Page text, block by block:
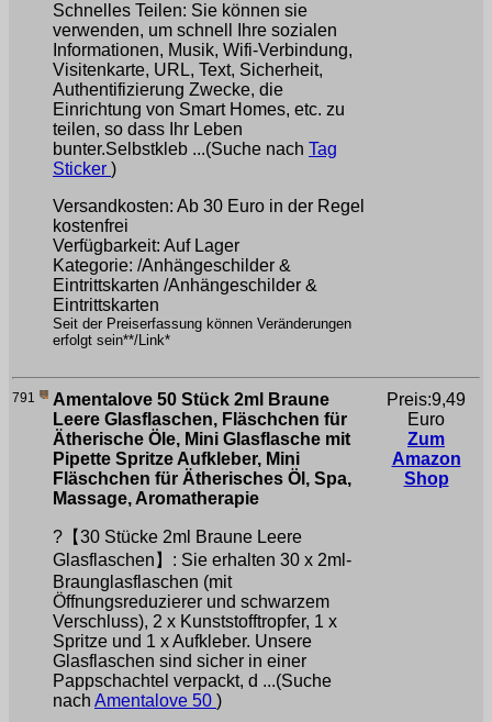
Schnelles Teilen: Sie können sie
verwenden, um schnell Ihre sozialen
Informationen, Musik, Wifi-Verbindung,
Visitenkarte, URL, Text, Sicherheit,
Authentifizierung Zwecke, die
Einrichtung von Smart Homes, etc. zu
teilen, so dass Ihr Leben
bunter.Selbstkleb ...(Suche nach Tag
Sticker )
Versandkosten: Ab 30 Euro in der Regel
kostenfrei
Verfügbarkeit: Auf Lager
Kategorie: /Anhängeschilder &
Eintrittskarten /Anhängeschilder &
Eintrittskarten
Seit der Preiserfassung können Veränderungen
erfolgt sein**/Link*
791
Amentalove 50 Stück 2ml Braune
Leere Glasflaschen, Fläschchen für
Ätherische Öle, Mini Glasflasche mit
Pipette Spritze Aufkleber, Mini
Fläschchen für Ätherisches Öl, Spa,
Massage, Aromatherapie
?【30 Stücke 2ml Braune Leere
Glasflaschen】: Sie erhalten 30 x 2ml-
Braunglasflaschen (mit
Öffnungsreduzierer und schwarzem
Verschluss), 2 x Kunststofftropfer, 1 x
Spritze und 1 x Aufkleber. Unsere
Glasflaschen sind sicher in einer
Pappschachtel verpackt, d ...(Suche
nach Amentalove 50 )
Preis:9,49
Euro
Zum
Amazon
Shop